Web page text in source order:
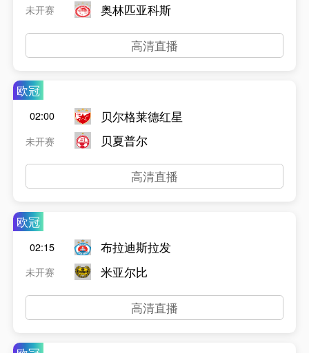
未开赛
奥林匹亚科斯
高清直播
欧冠
02:00
未开赛
贝尔格莱德红星
贝夏普尔
高清直播
欧冠
02:15
未开赛
布拉迪斯拉发
米亚尔比
高清直播